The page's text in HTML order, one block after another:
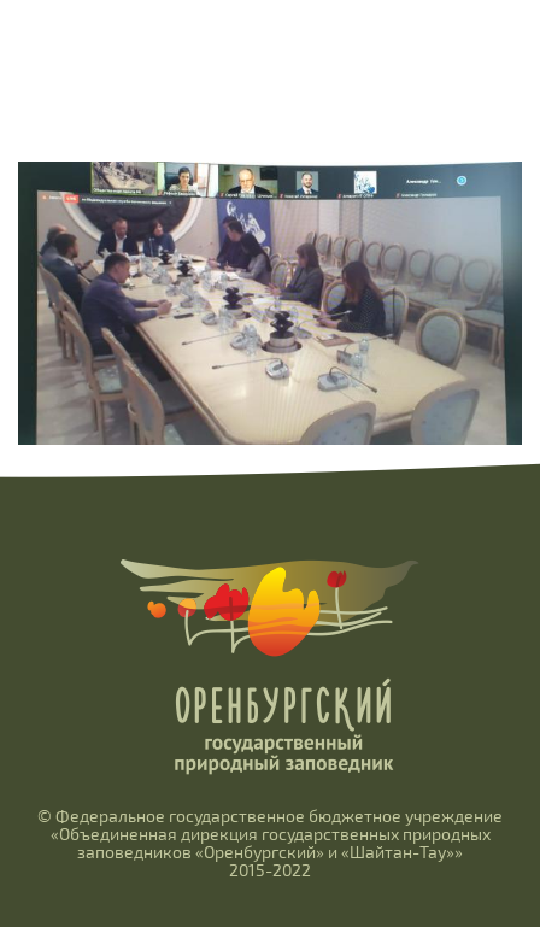
© Федеральное государственное бюджетное учреждение
«Объединенная дирекция государственных природных
заповедников «Оренбургский» и «Шайтан-Тау»»
2015-2022